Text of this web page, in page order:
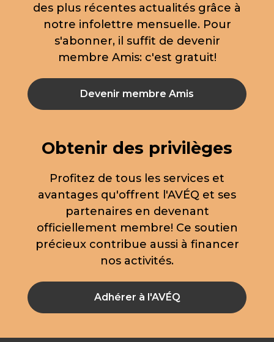
des plus récentes actualités grâce à
notre infolettre mensuelle. Pour
s'abonner, il suffit de devenir
membre Amis: c'est gratuit!
Devenir membre Amis
Obtenir des privilèges
Profitez de tous les services et
avantages qu'offrent l'AVÉQ et ses
partenaires en devenant
officiellement membre! Ce soutien
précieux contribue aussi à financer
nos activités.
Adhérer à l'AVÉQ